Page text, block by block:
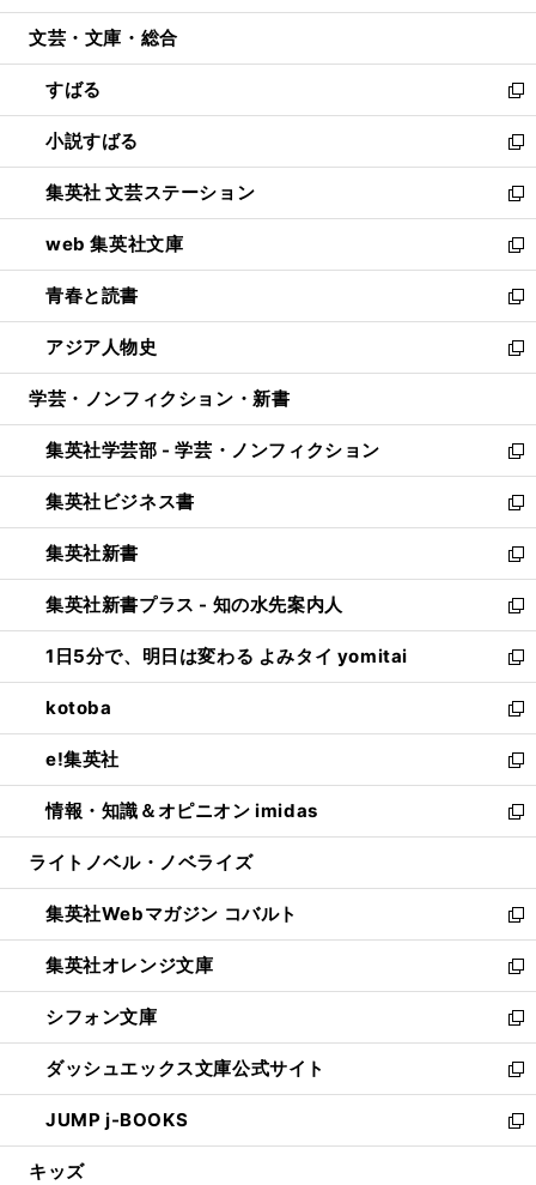
開
ウ
開
く
ン
ウ
で
開
く
ウ
ン
ド
ウ
で
開
く
文芸・文庫・総合
すばる
新
し
い
ウ
ィ
ン
ド
ウ
で
開
く
小説すばる
新
し
い
ウ
ィ
ン
ド
ウ
で
開
集英社 文芸ステーション
新
し
い
ウ
ィ
ン
ド
ウ
開
く
web 集英社文庫
新
し
い
ウ
ィ
ン
ウ
で
開
く
青春と読書
新
し
い
ウ
ン
ド
ウ
で
開
く
アジア人物史
新
し
ウ
ィ
ン
ド
ウ
で
開
く
学芸・ノンフィクション・新書
集英社学芸部 - 学芸・ノンフィクション
新
し
い
ウ
ィ
ン
ド
ウ
で
開
く
集英社ビジネス書
新
し
い
ウ
ィ
ン
ド
ウ
で
開
く
集英社新書
新
し
い
ウ
ィ
ン
ド
ウ
で
開
く
集英社新書プラス - 知の水先案内人
新
し
い
ウ
ィ
ン
ド
ウ
で
開
1日5分で、明日は変わる よみタイ yomitai
新
し
い
ウ
ィ
ン
ド
ウ
開
く
kotoba
新
し
い
ウ
ィ
ン
ウ
で
開
く
e!集英社
新
し
い
ウ
ン
ド
ウ
で
開
く
情報・知識＆オピニオン imidas
新
し
ウ
ィ
ン
ド
ウ
で
開
く
ライトノベル・ノベライズ
集英社Webマガジン コバルト
新
し
い
ウ
ィ
ン
ド
ウ
で
開
集英社オレンジ文庫
新
し
い
ウ
ィ
ン
ド
ウ
シフォン文庫
新
し
い
ウ
ィ
ン
ダッシュエックス文庫公式サイト
新
し
い
ウ
JUMP j-BOOKS
新
し
キッズ